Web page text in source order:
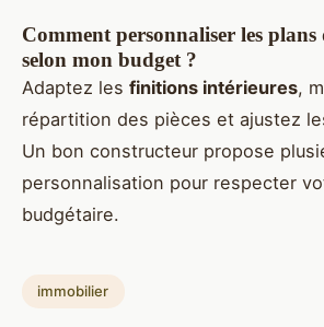
Comment personnaliser les
selon mon budget ?
Adaptez les finitions intérieures,
répartition des pièces et ajustez
Un bon constructeur propose
personnalisation pour respecter
budgétaire.
immobilier